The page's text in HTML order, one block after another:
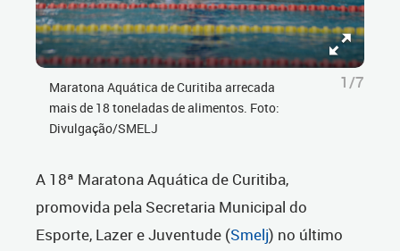
Maratona Aquática de Curitiba arrecada
mais de 18 toneladas de alimentos. Foto:
Divulgação/SMELJ
1/7
A 18ª Maratona Aquática de Curitiba,
promovida pela Secretaria Municipal do
Esporte, Lazer e Juventude (Smelj) no último